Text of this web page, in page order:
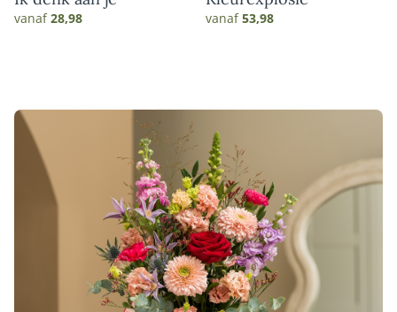
vanaf28,98 vanaf53,98